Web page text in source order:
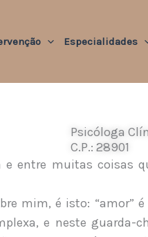
Especialidades
Psicóloga
C.P.: 28901
e entre muitas coisas
mim, é isto: “amor”
e neste guarda-